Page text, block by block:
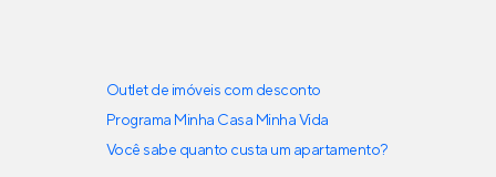
Outlet de imóveis com desconto
Programa Minha Casa Minha Vida
Você sabe quanto custa um apartamento?